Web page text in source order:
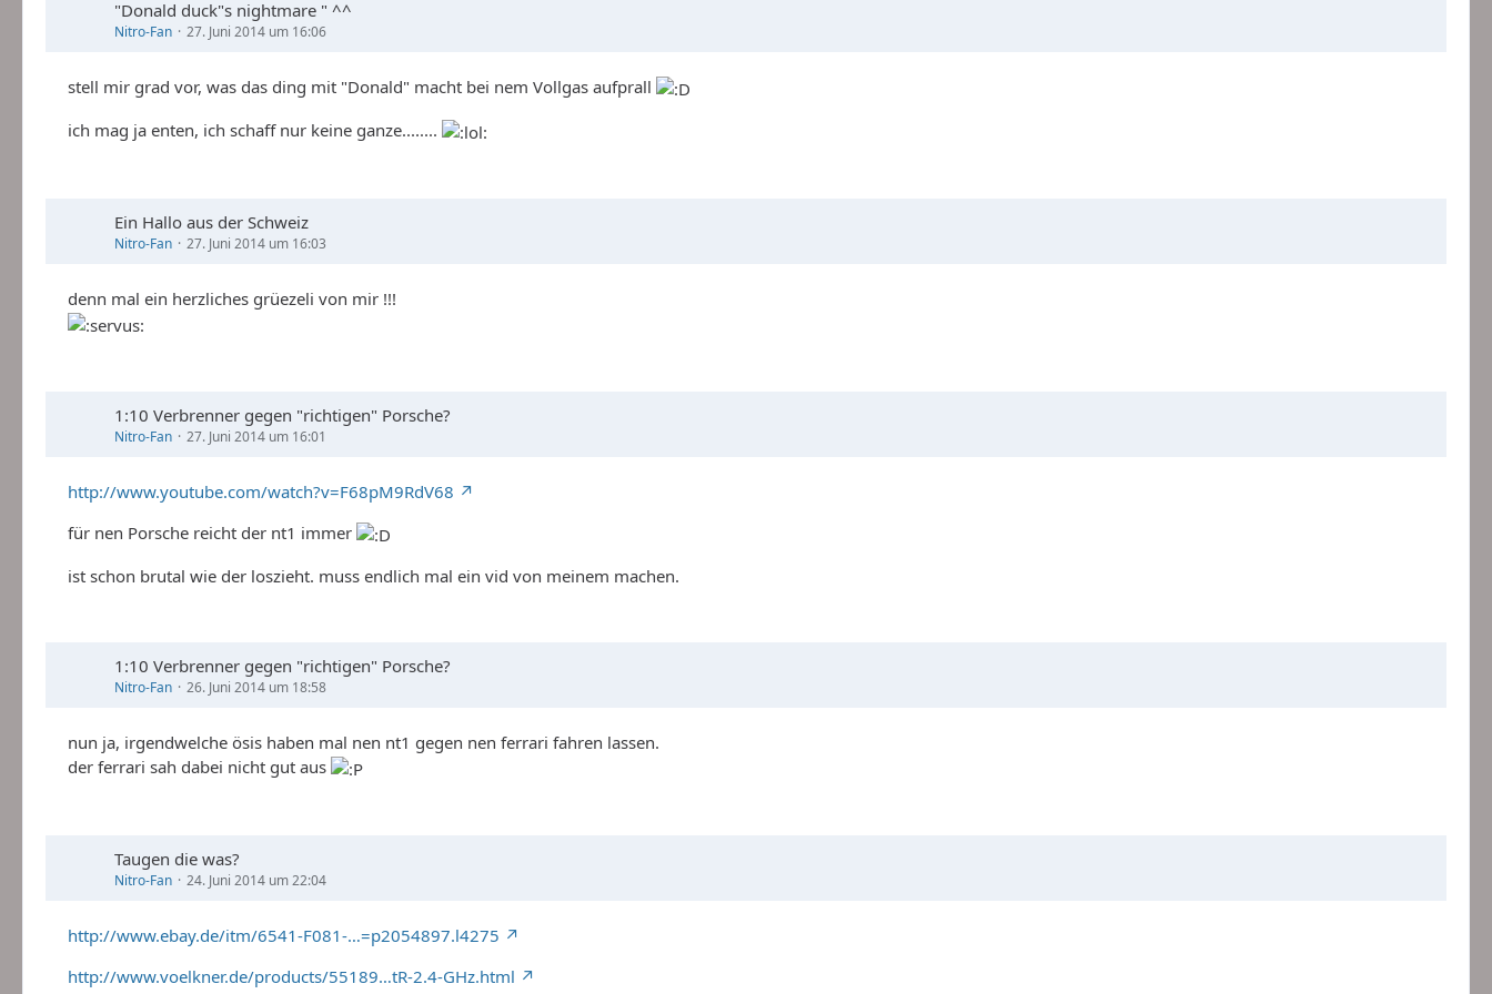
"Donald duck"s nightmare " ^^
Nitro-Fan 27. Juni 2014 um 16:06
stell mir grad vor, was das ding mit "Donald" macht bei nem Vollgas aufprall
ich mag ja enten, ich schaff nur keine ganze........
Ein Hallo aus der Schweiz
Nitro-Fan 27. Juni 2014 um 16:03
denn mal ein herzliches grüezeli von mir !!!
1:10 Verbrenner gegen "richtigen" Porsche?
Nitro-Fan 27. Juni 2014 um 16:01
http://www.youtube.com/watch?v=F68pM9RdV68
für nen Porsche reicht der nt1 immer
ist schon brutal wie der loszieht. muss endlich mal ein vid von meinem machen.
1:10 Verbrenner gegen "richtigen" Porsche?
Nitro-Fan 26. Juni 2014 um 18:58
nun ja, irgendwelche ösis haben mal nen nt1 gegen nen ferrari fahren lassen.
der ferrari sah dabei nicht gut aus
Taugen die was?
Nitro-Fan 24. Juni 2014 um 22:04
http://www.ebay.de/itm/6541-F081-…=p2054897.l4275
http://www.voelkner.de/products/55189…tR-2.4-GHz.html